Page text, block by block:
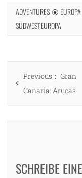
ADVENTURES EUROPA
SÜDWESTEUROPA
Previous
post:
Gran
Canaria: Arucas
SCHREIBE